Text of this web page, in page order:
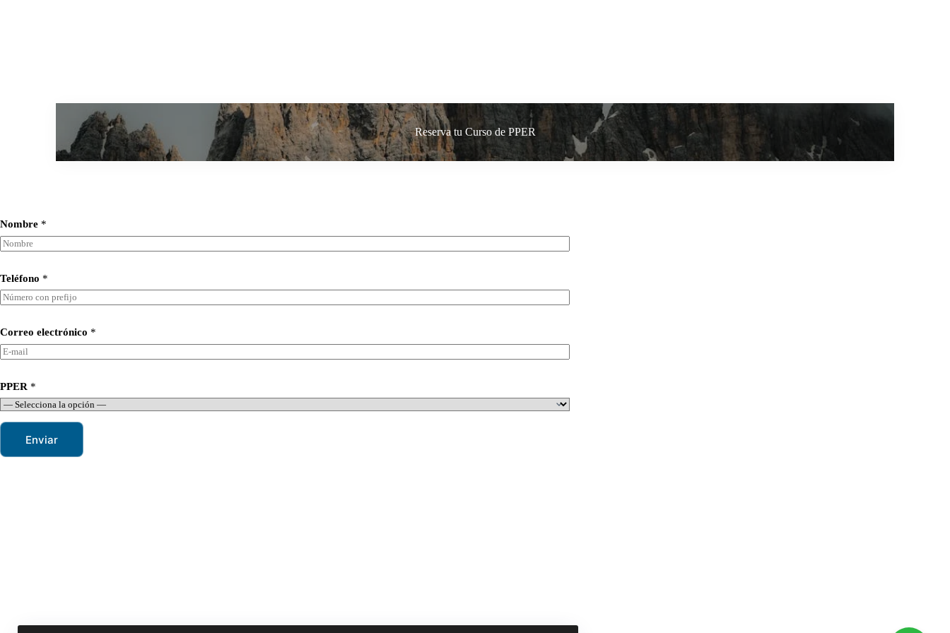
Reserva tu Curso de PPER
Nombre *
Teléfono *
Correo electrónico *
*
C
o
r
o
PPER *
Enviar